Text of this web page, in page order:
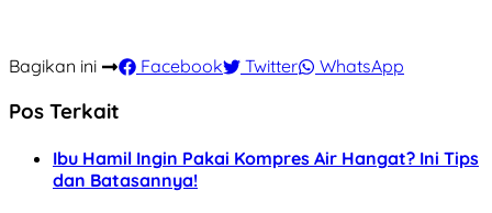
Bagikan ini Facebook Twitter WhatsApp
Pos Terkait
Ibu Hamil Ingin Pakai Kompres Air Hangat? Ini Tips
dan Batasannya!